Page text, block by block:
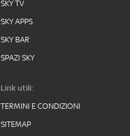
SKY TV
SKY APPS
SKY BAR
SPAZI SKY
Link utili:
TERMINI E CONDIZIONI
SITEMAP